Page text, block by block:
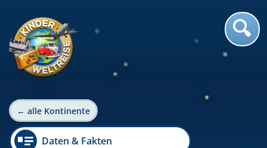
← alle Kontinente
Daten & Fakten